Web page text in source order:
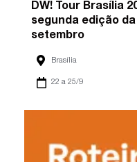
DW! Tour Brasília
segunda edição
setembro
Brasília
22 a 25/9